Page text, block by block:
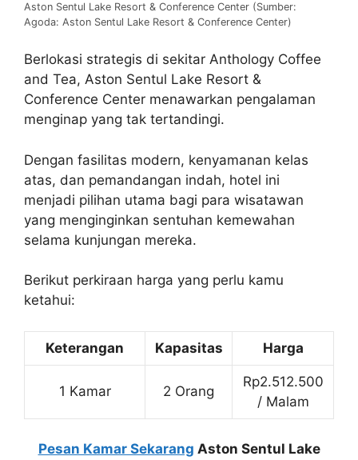
Aston Sentul Lake Resort & Conference Center (Sumber:
Agoda: Aston Sentul Lake Resort & Conference Center)
Berlokasi strategis di sekitar Anthology Coffee
and Tea, Aston Sentul Lake Resort &
Conference Center menawarkan pengalaman
menginap yang tak tertandingi.
Dengan fasilitas modern, kenyamanan kelas
atas, dan pemandangan indah, hotel ini
menjadi pilihan utama bagi para wisatawan
yang menginginkan sentuhan kemewahan
selama kunjungan mereka.
Berikut perkiraan harga yang perlu kamu
ketahui:
Keterangan Kapasitas Harga
1 Kamar 2 Orang
Rp2.512.500
/ Malam
Pesan Kamar Sekarang Aston Sentul Lake